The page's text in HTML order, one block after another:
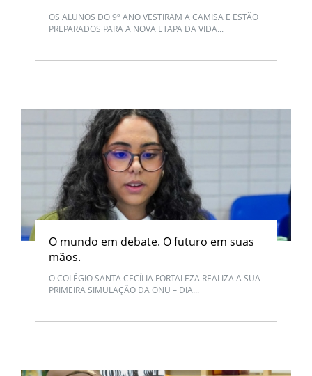
OS ALUNOS DO 9º ANO VESTIRAM A CAMISA E ESTÃO
PREPARADOS PARA A NOVA ETAPA DA VIDA...
O mundo em debate. O futuro em suas
mãos.
O COLÉGIO SANTA CECÍLIA FORTALEZA REALIZA A SUA
PRIMEIRA SIMULAÇÃO DA ONU – DIA...